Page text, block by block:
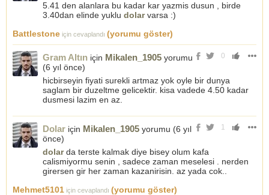
5.41 den alanlara bu kadar kar yazmis dusun , birde
3.40dan elinde yuklu dolarvarsa :)
Battlestone için cevaplandı (yorumu göster)
0
Gram Altın için Mikalen_1905 yorumu
(6 yıl önce)
hicbirseyin fiyati surekli artmaz yok oyle bir dunya
saglam bir duzeltme gelicektir. kisa vadede 4.50 kadar
dusmesi lazim en az.
1
Dolar için Mikalen_1905 yorumu (6 yıl
önce)
dolarda terste kalmak diye bisey olum kafa
calismiyormu senin , sadece zaman meselesi . nerden
girersen gir her zaman kazanirisin. az yada cok..
Mehmet5101 için cevaplandı (yorumu göster)